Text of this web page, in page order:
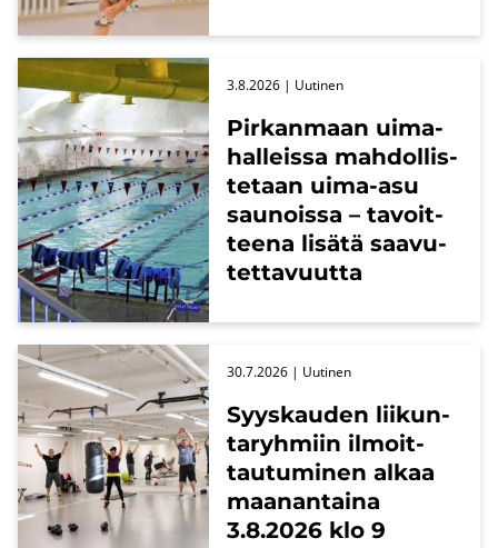
Pir­kan­maan ui­ma­
hal­leis­sa mah­dol­lis­
te­taan uima-​asu
sau­nois­sa – ta­voit­
tee­na li­sä­tä saa­vu­
tet­ta­vuut­ta
3.8.2026 | Uu­ti­nen
Syys­kau­den lii­kun­
ta­ryh­miin il­moit­
tau­tu­mi­nen alkaa
maa­nan­tai­na
3.8.2026 klo 9
30.7.2026 | Uu­ti­nen